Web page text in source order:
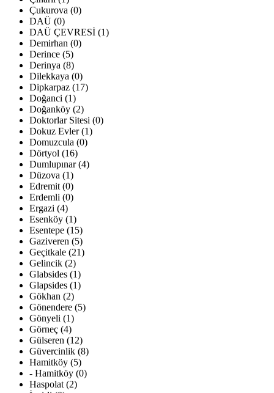
Çukurova (0)
DAÜ (0)
DAÜ ÇEVRESİ (1)
Demirhan (0)
Derince (5)
Derinya (8)
Dilekkaya (0)
Dipkarpaz (17)
Doğanci (1)
Doğanköy (2)
Doktorlar Sitesi (0)
Dokuz Evler (1)
Domuzcula (0)
Dörtyol (16)
Dumlupınar (4)
Düzova (1)
Edremit (0)
Erdemli (0)
Ergazi (4)
Esenköy (1)
Esentepe (15)
Gaziveren (5)
Geçitkale (21)
Gelincik (2)
Glabsides (1)
Glapsides (1)
Gökhan (2)
Gönendere (5)
Gönyeli (1)
Görneç (4)
Gülseren (12)
Güvercinlik (8)
Hamitköy (5)
- Hamitköy (0)
Haspolat (2)